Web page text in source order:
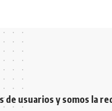
de usuarios y somos la